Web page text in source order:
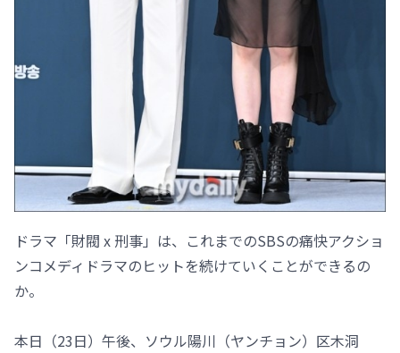
ドラマ「財閥 x 刑事」は、これまでのSBSの痛快アクショ
ンコメディドラマのヒットを続けていくことができるの
か。
本日（23日）午後、ソウル陽川（ヤンチョン）区木洞